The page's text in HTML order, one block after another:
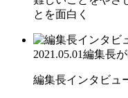
とを面白く
2021.05.01編集長が
編集長インタビュ